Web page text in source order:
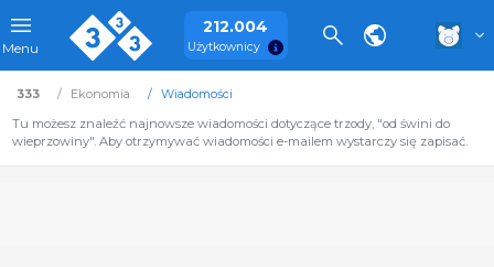
Menu
212.004
Użytkownicy
333 Ekonomia
Wiadomości
Tu możesz znaleźć najnowsze wiadomości dotyczące trzody, "od świni do
wieprzowiny". Aby otrzymywać wiadomości e-mailem wystarczy się zapisać.